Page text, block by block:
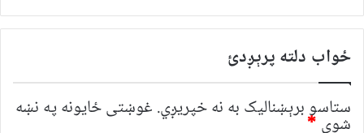
ځواب دلته پرېږدئ
ستاسو برېښناليک به نه خپريږي. غوښتى ځایونه په نښه
شوي *